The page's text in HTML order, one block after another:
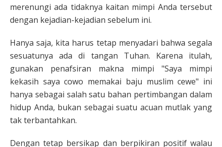
merenungi ada tidaknya kaitan mimpi Anda tersebut
dengan kejadian-kejadian sebelum ini.
Hanya saja, kita harus tetap menyadari bahwa segala
sesuatunya ada di tangan Tuhan. Karena itulah,
gunakan penafsiran makna mimpi "Saya mimpi
kekasih saya cowo memakai baju muslim cewe" ini
hanya sebagai salah satu bahan pertimbangan dalam
hidup Anda, bukan sebagai suatu acuan mutlak yang
tak terbantahkan.
Dengan tetap bersikap dan berpikiran positif walau